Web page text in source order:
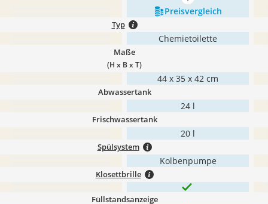
Preis­vergleich
Typ
Chemietoilette
Maße
(H x B x T)
44 x 35 x 42 cm
Abwassertank
24 l
Frischwassertank
20 l
Spülsystem
Kolbenpumpe
Klosettbrille
Füllstandsanzeige